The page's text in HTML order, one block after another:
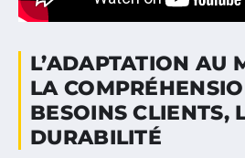
L’ADAPTATION AU
LA
BESOINS CLIENTS,
DURABILITÉ